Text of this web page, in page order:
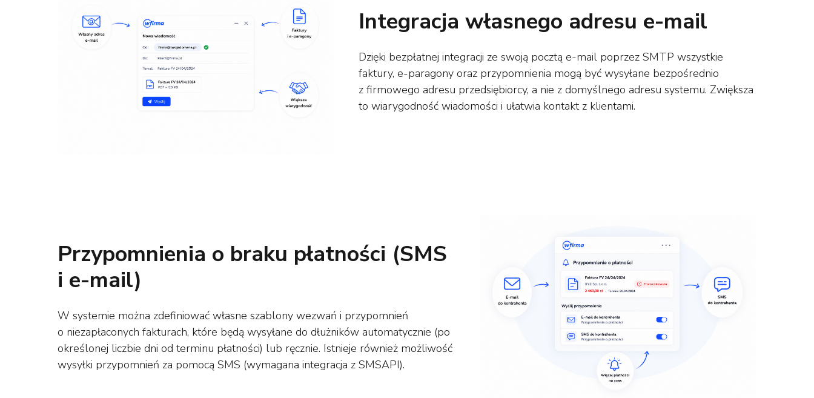
Integracja własnego adresu e-mail
Dzięki bezpłatnej integracji ze swoją pocztą e-mail poprzez SMTP wszystkie
faktury, e-paragony oraz przypomnienia mogą być wysyłane bezpośrednio
z firmowego adresu przedsiębiorcy, a nie z domyślnego adresu systemu. Zwiększa
to wiarygodność wiadomości i ułatwia kontakt z klientami.
Przypomnienia o braku płatności (SMS
i e-mail)
W systemie można zdefiniować własne szablony wezwań i przypomnień
o niezapłaconych fakturach, które będą wysyłane do dłużników automatycznie (po
określonej liczbie dni od terminu płatności) lub ręcznie. Istnieje również możliwość
wysyłki przypomnień za pomocą SMS (wymagana integracja z SMSAPI).